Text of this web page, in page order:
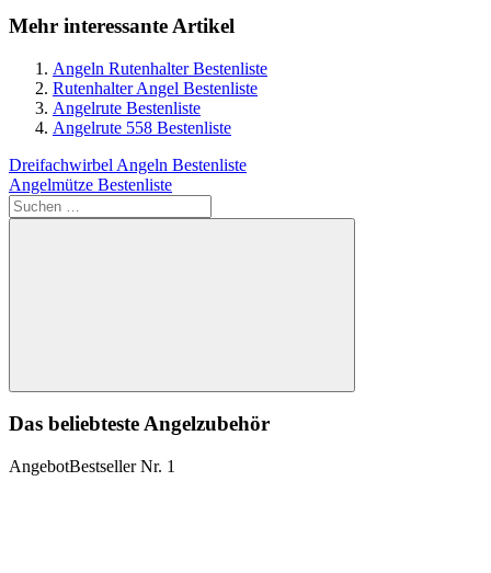
Mehr interessante Artikel
Angeln Rutenhalter Bestenliste
Rutenhalter Angel Bestenliste
Angelrute Bestenliste
Angelrute 558 Bestenliste
Beitragsnavigation
Vorheriger
Beitrag:
Dreifachwirbel Angeln Bestenliste
Nächster
Beitrag:
Angelmütze Bestenliste
Suchen
nach:
Suchen
Das beliebteste Angelzubehör
AngebotBestseller Nr. 1